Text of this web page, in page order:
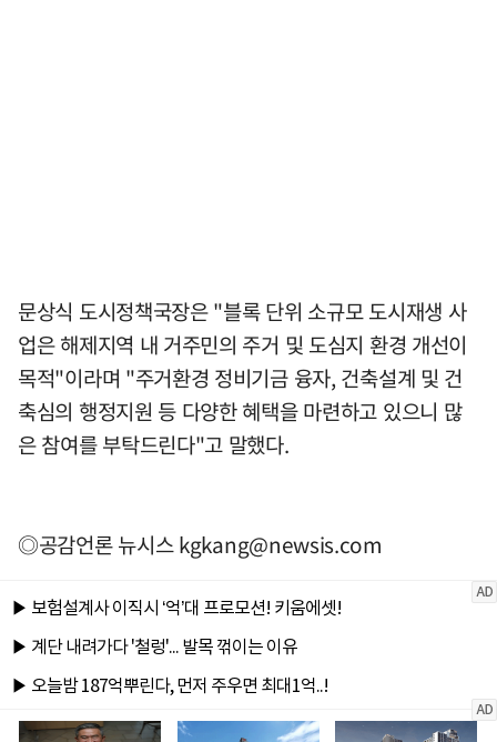
문상식 도시정책국장은 "블록 단위 소규모 도시재생 사
업은 해제지역 내 거주민의 주거 및 도심지 환경 개선이
목적"이라며 "주거환경 정비기금 융자, 건축설계 및 건
축심의 행정지원 등 다양한 혜택을 마련하고 있으니 많
은 참여를 부탁드린다"고 말했다.
◎공감언론 뉴시스kgkang@newsis.com